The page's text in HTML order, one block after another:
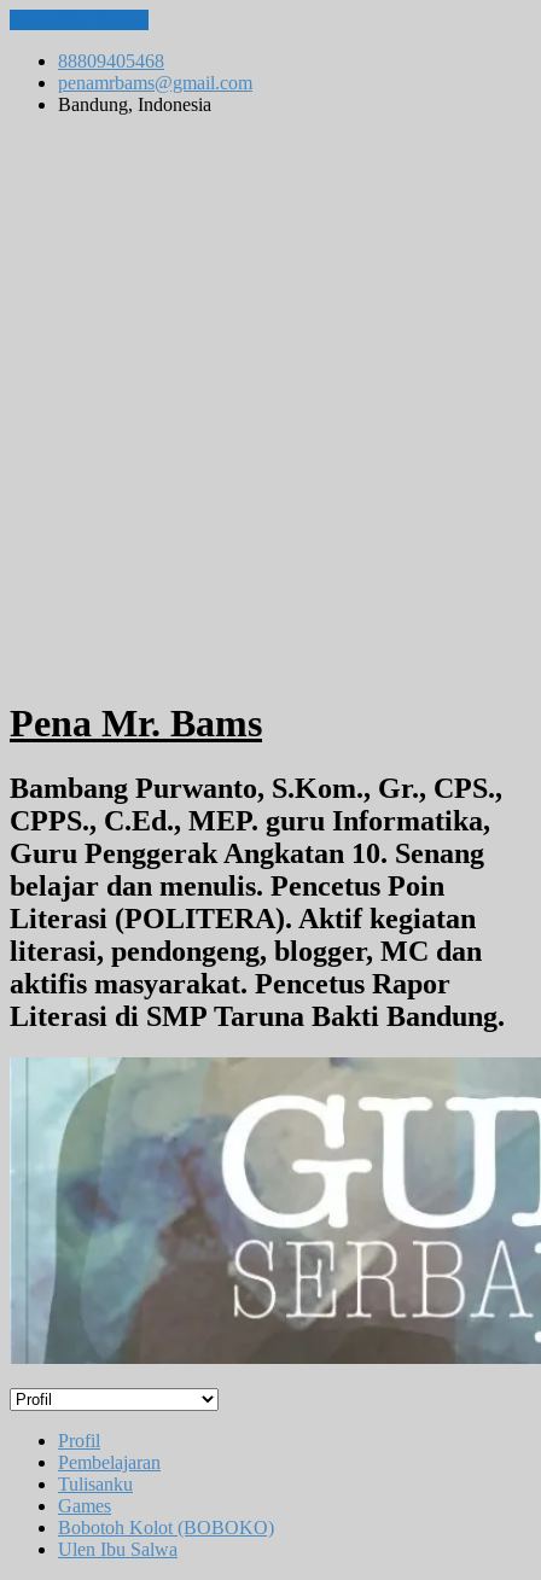
88809405468
penamrbams@gmail.com
Bandung, Indonesia
Pena Mr. Bams
Bambang Purwanto, S.Kom., Gr., CPS.,
CPPS., C.Ed., MEP. guru Informatika,
Guru Penggerak Angkatan 10. Senang
belajar dan menulis. Pencetus Poin
Literasi (POLITERA). Aktif kegiatan
literasi, pendongeng, blogger, MC dan
aktifis masyarakat. Pencetus Rapor
Literasi di SMP Taruna Bakti Bandung.
Profil
Pembelajaran
Tulisanku
Games
Bobotoh Kolot (BOBOKO)
Ulen Ibu Salwa